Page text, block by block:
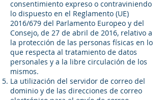
consentimiento expreso o contraviniendo
lo dispuesto en el Reglamento (UE)
2016/679 del Parlamento Europeo y del
Consejo, de 27 de abril de 2016, relativo a
la protección de las personas físicas en lo
que respecta al tratamiento de datos
personales y a la libre circulación de los
mismos.
La utilización del servidor de correo del
dominio y de las direcciones de correo